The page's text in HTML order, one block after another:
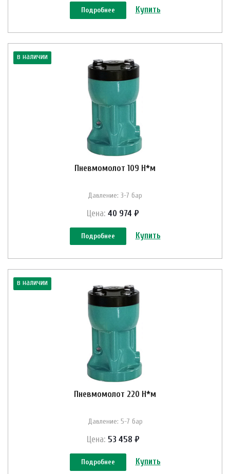
Подробнее Купить
в наличии
Пневмомолот 109 Н*м
Давление: 3-7 бар
Цена: 40 974 ₽
Подробнее Купить
в наличии
Пневмомолот 220 Н*м
Давление: 5-7 бар
Цена: 53 458 ₽
Подробнее Купить